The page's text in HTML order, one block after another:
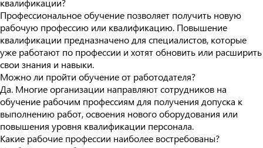
квалификации?
Профессиональное обучение позволяет получить новую
рабочую профессию или квалификацию. Повышение
квалификации предназначено для специалистов, которые
уже работают по профессии и хотят обновить или расширить
свои знания и навыки.
Можно ли пройти обучение от работодателя?
Да. Многие организации направляют сотрудников на
обучение рабочим профессиям для получения допуска к
выполнению работ, освоения нового оборудования или
повышения уровня квалификации персонала.
Какие рабочие профессии наиболее востребованы?